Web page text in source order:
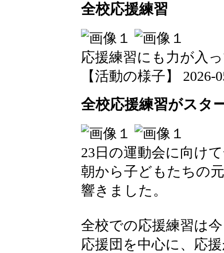
全校応援練習
応援練習にも力が入
【活動の様子】 2026-
全校応援練習がスタ
23日の運動会に向け
朝から子どもたちの
響きました。
全校での応援練習は
応援団を中心に、応